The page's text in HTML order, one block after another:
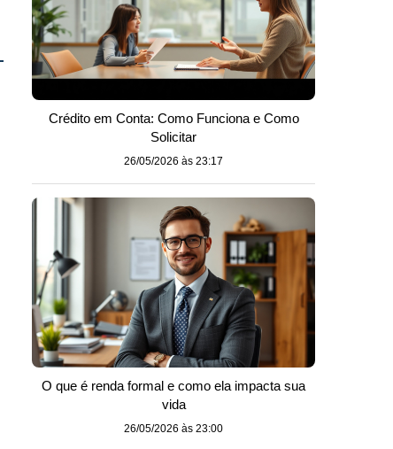
Crédito em Conta: Como Funciona e Como
Solicitar
26/05/2026 às 23:17
O que é renda formal e como ela impacta sua
vida
26/05/2026 às 23:00